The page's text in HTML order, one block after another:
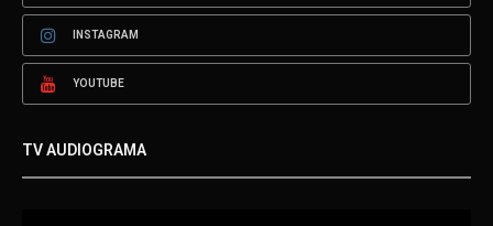
INSTAGRAM
YOUTUBE
TV AUDIOGRAMA